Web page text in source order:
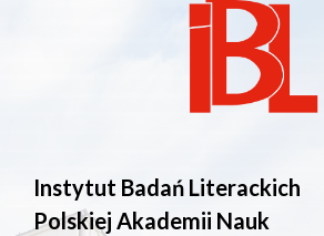
Instytut Badań Literackich
Polskiej Akademii Nauk